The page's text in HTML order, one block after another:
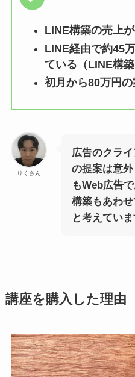
LINE構築の売上
LINE経由で約45
ている（LINE構築
初月から80万円
りくさん
広告のクラ
の提案は意
もWeb広告
構築もあわ
と考えていま
講座を購入した理由